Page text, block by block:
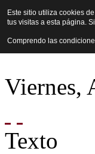
Viernes,
Texto
Este sitio utiliza cookies
tus visitas a esta página.
Comprendo las